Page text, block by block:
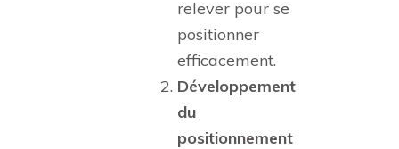
relever pour se
positionner
efficacement.
Développement
du
positionnement